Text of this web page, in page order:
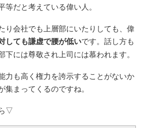
等だと考えている偉い人。
り会社でも上層部にいたりしても、偉
しても謙虚で腰が低いです。話し方も
下には尊敬され上司には慕われます。
力も高く権力を誇示することがないか
集まってくるのですね。
▽